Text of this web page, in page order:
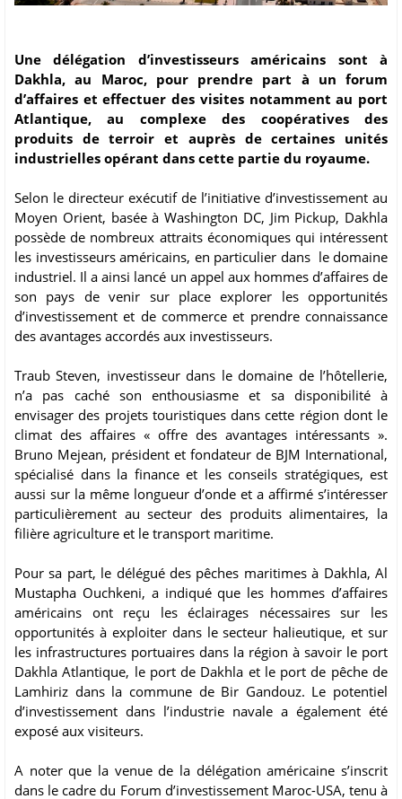
Une délégation d’investisseurs américains sont à
Dakhla, au Maroc, pour prendre part à un forum
d’affaires et effectuer des visites notamment au port
Atlantique, au complexe des coopératives des
produits de terroir et auprès de certaines unités
industrielles opérant dans cette partie du royaume.
Selon le directeur exécutif de l’initiative d’investissement au
Moyen Orient, basée à Washington DC, Jim Pickup, Dakhla
possède de nombreux attraits économiques qui intéressent
les investisseurs américains, en particulier dans le domaine
industriel. Il a ainsi lancé un appel aux hommes d’affaires de
son pays de venir sur place explorer les opportunités
d’investissement et de commerce et prendre connaissance
des avantages accordés aux investisseurs.
Traub Steven, investisseur dans le domaine de l’hôtellerie,
n’a pas caché son enthousiasme et sa disponibilité à
envisager des projets touristiques dans cette région dont le
climat des affaires « offre des avantages intéressants ».
Bruno Mejean, président et fondateur de BJM International,
spécialisé dans la finance et les conseils stratégiques, est
aussi sur la même longueur d’onde et a affirmé s’intéresser
particulièrement au secteur des produits alimentaires, la
filière agriculture et le transport maritime.
Pour sa part, le délégué des pêches maritimes à Dakhla, Al
Mustapha Ouchkeni, a indiqué que les hommes d’affaires
américains ont reçu les éclairages nécessaires sur les
opportunités à exploiter dans le secteur halieutique, et sur
les infrastructures portuaires dans la région à savoir le port
Dakhla Atlantique, le port de Dakhla et le port de pêche de
Lamhiriz dans la commune de Bir Gandouz. Le potentiel
d’investissement dans l’industrie navale a également été
exposé aux visiteurs.
A noter que la venue de la délégation américaine s’inscrit
dans le cadre du Forum d’investissement Maroc-USA, tenu à